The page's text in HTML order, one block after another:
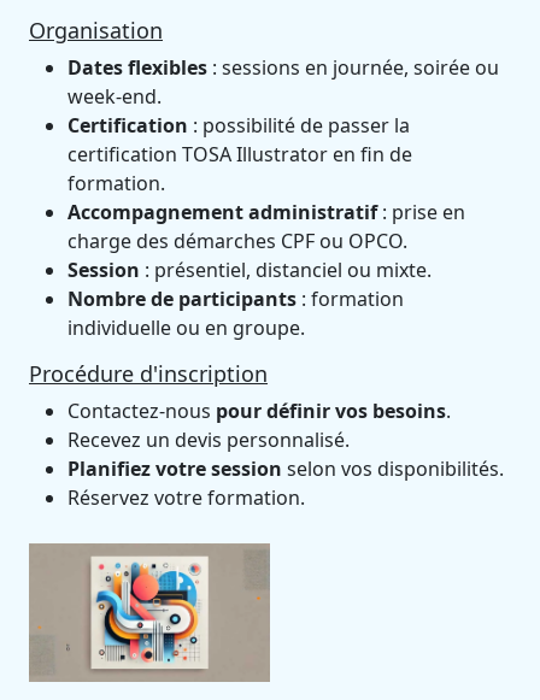
Organisation
Dates flexibles : sessions en journée, soirée ou
week-end.
Certification : possibilité de passer la
certification TOSA Illustrator en fin de
formation.
Accompagnement administratif: prise en
charge des démarches CPF ou OPCO.
Session : présentiel, distanciel ou mixte.
Nombre de participants : formation
individuelle ou en groupe.
Procédure d'inscription
Contactez-nous pour définir vos besoins.
Recevez un devis personnalisé.
Planifiez votre session selon vos disponibilités.
Réservez votre formation.